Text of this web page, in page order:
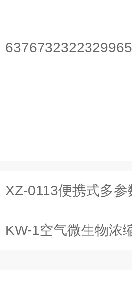
XZ-0113便携式多
KW-1空气微生物浓